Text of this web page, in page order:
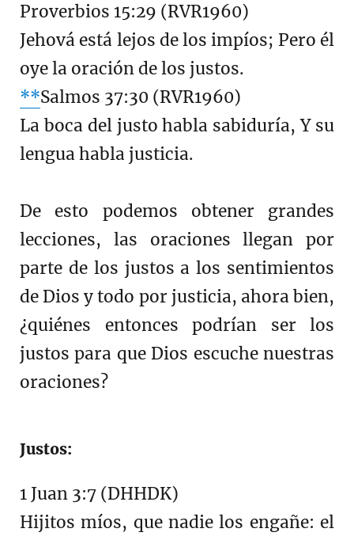
Proverbios 15:29 (RVR1960)
Jehová está lejos de los impíos; Pero él
oye la oración de los justos.
**Salmos 37:30 (RVR1960)
La boca del justo habla sabiduría, Y su
lengua habla justicia.
De esto podemos obtener grandes
lecciones, las oraciones llegan por
parte de los justos a los sentimientos
de Dios y todo por justicia, ahora bien,
¿quiénes entonces podrían ser los
justos para que Dios escuche nuestras
oraciones?
Justos:
1 Juan 3:7 (DHHDK)
Hijitos míos, que nadie los engañe: el